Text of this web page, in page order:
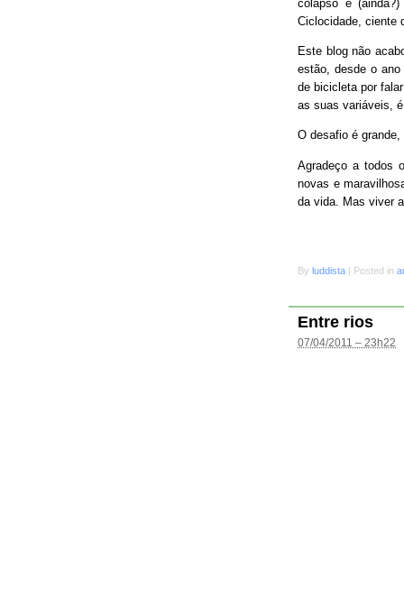
colapso e
Ciclocidade, ciente
Este blog não
estão, desde o ano
de bicicleta por
as suas variáveis,
O desafio é
Agradeço a todos
novas e
da vida. Mas viver
By luddista | Posted in
Entre rios
07/04/2011 – 23h22